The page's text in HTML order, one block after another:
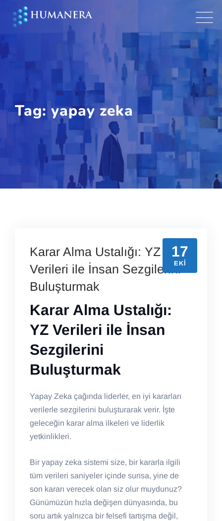
Tag: yapay zeka
17
EKI
Karar Alma Ustalığı: YZ
Verileri ile İnsan Sezgilerini
Buluşturmak
Karar Alma Ustalığı:
YZ Verileri ile İnsan
Sezgilerini
Buluşturmak
Yapay Zeka çağında liderler, en iyi kararları
verilerle sezgilerini buluşturarak verir. İşte
geleceğin karar alma ilkeleri ve liderlik
yetkinlikleri.
Bir yapay zeka sistemi size, bir kararla ilgili
tüm verileri saniyeler içinde sunsa, yine de
son kararı verecek olan siz olur muydunuz?
Günümüzün hızla değişen dünyasında, bu
soru artık yalnızca bir felsefi tartışma değil,